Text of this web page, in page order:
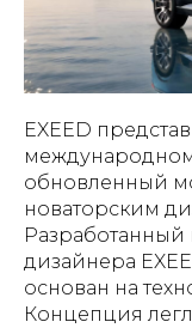
EXEED
обновленный
новаторским
Разработанный
дизайнера
основан на
Концепция